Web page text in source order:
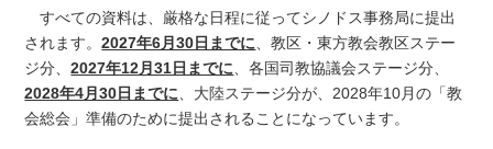
すべての資料は、厳格な日程に従ってシノドス事務局に提出
されます。2027年6月30日までに 、教区・東方教会教区ステー
ジ分、2027年12月31日までに 、各国司教協議会ステージ分、
2028年4月30日までに 、大陸ステージ分が、2028年10月の「教
会総会」準備のために提出されることになっています。